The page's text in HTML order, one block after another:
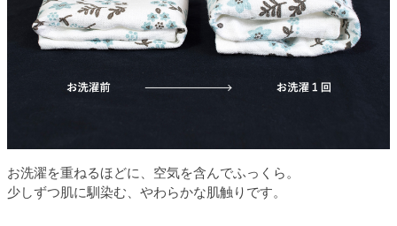
お洗濯を重ねるほどに、空気を含んでふっくら。
少しずつ肌に馴染む、やわらかな肌触りです。